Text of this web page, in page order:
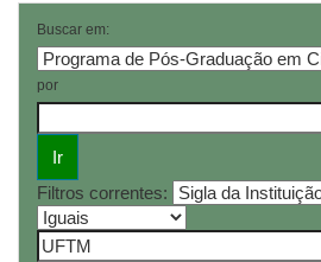
Buscar em:
por
Filtros correntes: